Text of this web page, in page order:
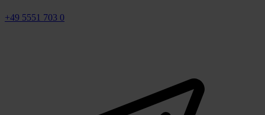
+49 5551 703 0